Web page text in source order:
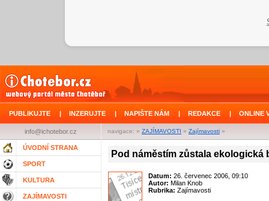
PUBLIKUJTE | INZERUJTE | NAPIŠTE NÁM | REDAKCE | ONLINE
navigace: » ZAJÍMAVOSTI » Zajímavosti »
info@ichotebor.cz
ÚVODNÍ STRANA
SPORT
KULTURA
ZAJÍMAVOSTI
Pod náměstím zůstala ekologická
Datum: 26. červenec 2006, 09:10
Autor: Milan Knob
Rubrika: Zajímavosti